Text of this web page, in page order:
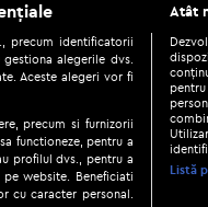
Be social
Copyright ©
și condiții|Politica de
precum identificatorii
alegerile dvs.
Aceste alegeri vor fi
precum si furnizorii
functioneze, pentru a
profilul dvs., pentru a
website. Beneficiati
cu caracter personal.
Atât
Listă